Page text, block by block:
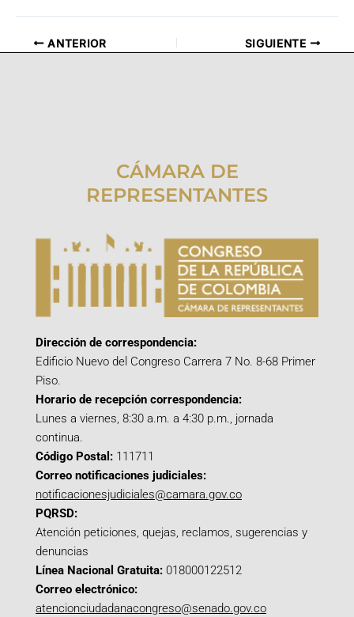
ANTERIOR SIGUIENTE
CÁMARA DE
REPRESENTANTES
Dirección de correspondencia:
Edificio Nuevo del Congreso Carrera 7 No. 8-68 Primer
Piso.
Horario de recepción correspondencia:
Lunes a viernes, 8:30 a.m. a 4:30 p.m., jornada
continua.
Código Postal: 111711
Correo notificaciones judiciales:
notificacionesjudiciales@camara.gov.co
PQRSD:
Atención peticiones, quejas, reclamos, sugerencias y
denuncias
Línea Nacional Gratuita: 018000122512
Correo electrónico:
atencionciudadanacongreso@senado.gov.co